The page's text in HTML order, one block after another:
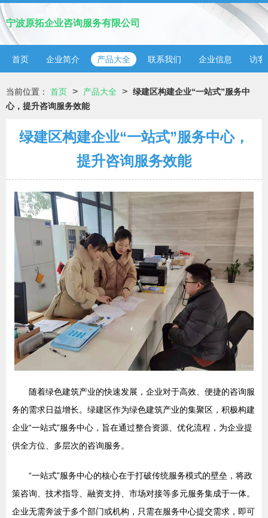
宁波原拓企业咨询服务有限公司
首页 企业简介 产品大全 联系我们 企业信息 访客
当前位置： 首页 > 产品大全 > 绿建区构建企业“一站式”服务中
心，提升咨询服务效能
绿建区构建企业“一站式”服务中心，
提升咨询服务效能
随着绿色建筑产业的快速发展，企业对于高效、便捷的咨询服
务的需求日益增长。绿建区作为绿色建筑产业的集聚区，积极构建
企业“一站式”服务中心，旨在通过整合资源、优化流程，为企业提
供全方位、多层次的咨询服务。
“一站式”服务中心的核心在于打破传统服务模式的壁垒，将政
策咨询、技术指导、融资支持、市场对接等多元服务集成于一体。
企业无需奔波于多个部门或机构，只需在服务中心提交需求，即可